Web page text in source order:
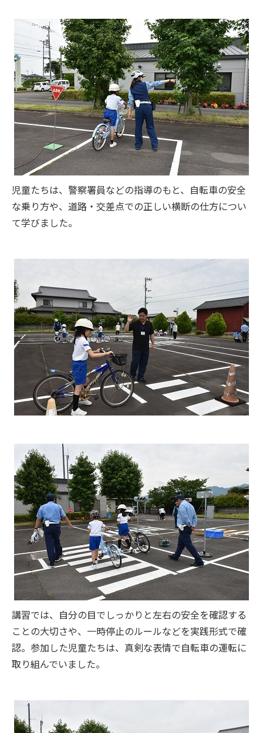
児童たちは、警察署員などの指導のもと、自転車の安全
な乗り方や、道路・交差点での正しい横断の仕方につい
て学びました。
講習では、自分の目でしっかりと左右の安全を確認する
ことの大切さや、一時停止のルールなどを実践形式で確
認。参加した児童たちは、真剣な表情で自転車の運転に
取り組んでいました。